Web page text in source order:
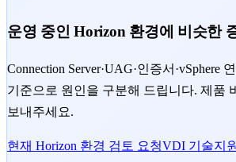
운영 중인 Horizon 환경에 비슷한
Connection Server·UAG·인증서·vSphere
기준으로 원인을 구분해 드립니다. 제품
보내주세요.
현재 Horizon 환경 검토 요청VDI 기술지